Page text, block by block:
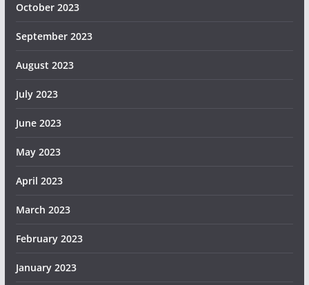
October 2023
September 2023
August 2023
July 2023
June 2023
May 2023
April 2023
March 2023
February 2023
January 2023